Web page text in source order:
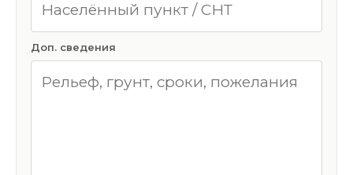
Доп. сведения